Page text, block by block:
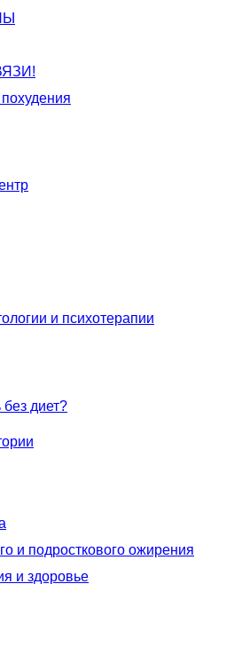
и психотерапии
и подросткового ожирения
и здоровье